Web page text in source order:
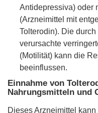
Antidepressiva) oder
(Arzneimittel mit
Tolterodin). Die
verursachte
(Motilität) kann die
beeinflussen.
Einnahme von
Nahrungsmitteln und
Dieses Arzneimittel